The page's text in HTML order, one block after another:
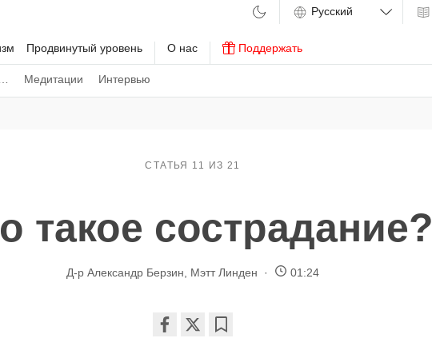
Медитации Интервью
Продвинутый уровень О нас Поддержать
СТАТЬЯ 11 ИЗ 21
такое сострадание?
Д-р Александр Берзин Мэтт Линден 01:24